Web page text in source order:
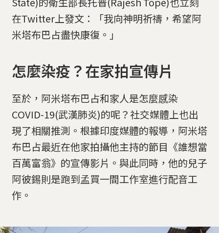
在Twitter上發文：「我向神明祈禱，希望阿
米塔布巴占盡快康復。」
怎麼染疫？在家拍宣傳片
至於，阿米塔布巴占和家人是怎麼感染
COVID-19(武漢肺炎)的呢？社交媒體上也出
現了相關推測。根據印度媒體的報導，阿米塔
布巴占最近在他家拍攝他主持的節目《誰想當
百萬富翁》的宣傳影片。與此同時，他的兒子
阿彼錫則是跑到孟買一間工作室進行配音工
作。